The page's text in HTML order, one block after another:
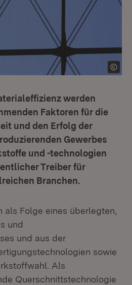
werden
Faktoren für die
und den Erfolg der
Gewerbes
und -technologien
Treiber für
Branchen.
Folge eines überlegten,
und
und aus der
sowie
Als
Querschnittstechnologie